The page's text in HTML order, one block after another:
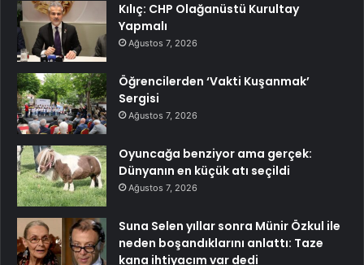
Kılıç: CHP Olağanüstü Kurultay
Yapmalı
Ağustos 7, 2026
Öğrencilerden ‘Vakti Kuşanmak’
Sergisi
Ağustos 7, 2026
Oyuncağa benziyor ama gerçek:
Dünyanın en küçük atı seçildi
Ağustos 7, 2026
Suna Selen yıllar sonra Münir Özkul ile
neden boşandıklarını anlattı: Taze
kana ihtiyacım var dedi